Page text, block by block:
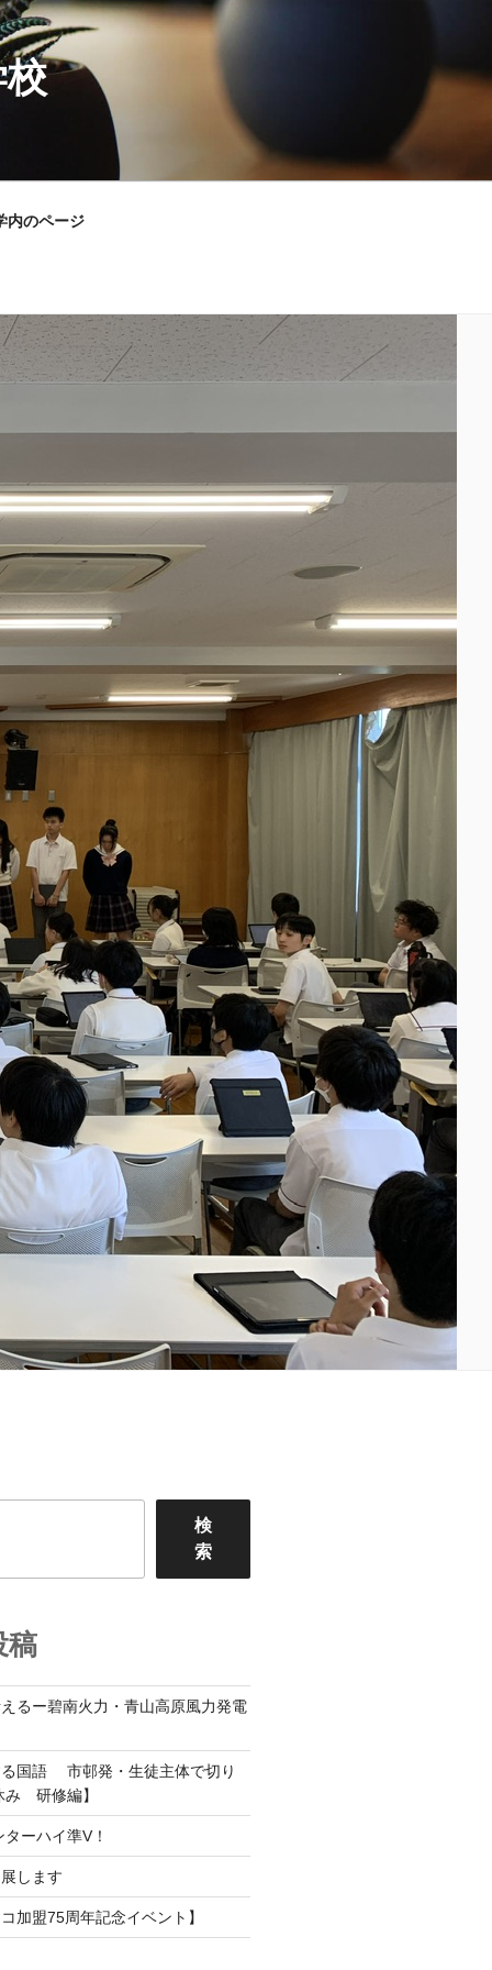
内のページ
検
索
稿
るー碧南火力・青山高原風力発電
る国語 市邨発・生徒主体で切り
み 研修編】
ーハイ準V！
します
加盟75周年記念イベント】